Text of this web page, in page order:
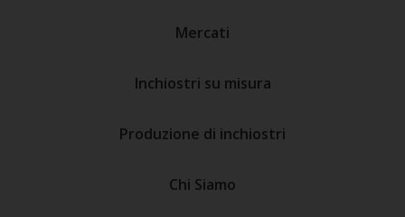
Mercati
Inchiostri su misura
Produzione di inchiostri
Chi Siamo